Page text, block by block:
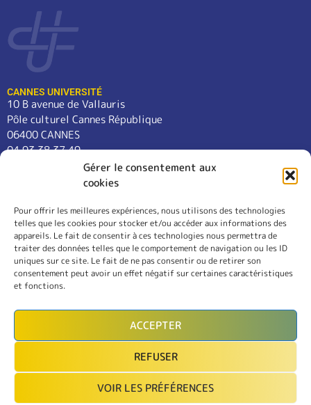
Gérer le consentement aux
cookies
Pour offrir les meilleures expériences, nous utilisons des technologies
telles que les cookies pour stocker et/ou accéder aux informations des
appareils. Le fait de consentir à ces technologies nous permettra de
traiter des données telles que le comportement de navigation ou les ID
uniques sur ce site. Le fait de ne pas consentir ou de retirer son
consentement peut avoir un effet négatif sur certaines caractéristiques
et fonctions.
ACCEPTER
REFUSER
VOIR LES PRÉFÉRENCES
CANNES UNIVERSITÉ
10 B avenue de Vallauris
Pôle culturel Cannes République
06400 CANNES
04 93 38 37 49
contact@cannes-universite.fr
COURS
LANGUES
CONFÉRENCES
SORTIES
L’ASSOCIATION